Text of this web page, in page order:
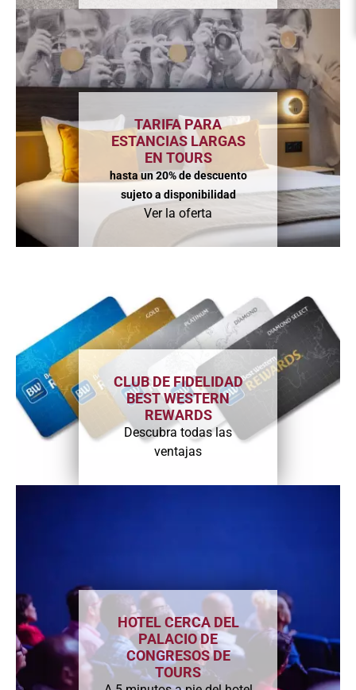
TARIFA PARA
ESTANCIAS LARGAS
EN TOURS
hasta un 20% de descuento
sujeto a disponibilidad
Ver la oferta
CLUB DE FIDELIDAD
BEST WESTERN
REWARDS
Descubra todas las
ventajas
HOTEL CERCA DEL
PALACIO DE
CONGRESOS DE
TOURS